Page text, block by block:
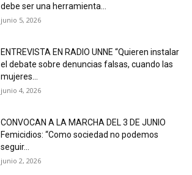
debe ser una herramienta...
junio 5, 2026
ENTREVISTA EN RADIO UNNE “Quieren instalar
el debate sobre denuncias falsas, cuando las
mujeres...
junio 4, 2026
CONVOCAN A LA MARCHA DEL 3 DE JUNIO
Femicidios: “Como sociedad no podemos
seguir...
junio 2, 2026